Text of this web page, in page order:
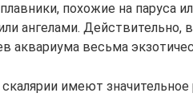
похожие на паруса
ангелами. Действительно,
аквариума весьма
имеют